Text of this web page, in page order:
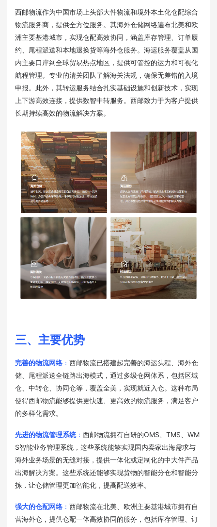
西邮物流作为中国市场上头部大件物流和境外本土化仓配综合
物流服务商，提供全方位服务。其海外仓储网络遍布北美和欧
洲主要基港城市，实现仓配高效协同，涵盖库存管理、订单履
约、尾程派送和本地退换货等海外仓服务。海运服务覆盖从国
内主要口岸到全球贸易热点地区，提供可管控的运力和可视化
航程管理。专业的清关团队了解海关法规，确保无差错的入境
申报。此外，其转运服务结合扎实基础设施和创新技术，实现
上下游高效连接，提供数智中转服务。西邮致力于为客户提供
长期持续高效的物流解决方案。
三、主要优势
完善的物流网络 ： 西邮物流已搭建起完善的海运头程、海外仓
储、尾程派送全链路出海模式，通过多级仓网体系，包括区域
仓、中转仓、协同仓等，覆盖全美，实现就近入仓。这种布局
使得西邮物流能够提供更快速、更高效的物流服务，满足客户
的多样化需求。
先进的物流管理系统： 西邮物流拥有自研的OMS、TMS、WM
S智能业务管理系统，这些系统能够实现国内卖家出海需求与
海外业务场景的无缝对接，提供一体化或定制化的中大件产品
出海解决方案。这些系统还能够实现货物的智能分仓和智能分
拣，让仓储管理更加智能化，提高配送效率。
强大的仓配网络 ： 西邮物流在北美、欧洲主要基港城市拥有自
营海外仓，提供仓配一体高效协同的服务，包括库存管理、订